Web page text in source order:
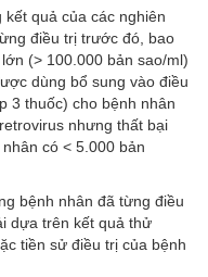
quả của các nghiên
điều trị trước đó, bao
(> 100.000 bản sao/ml)
dùng bổ sung vào điều
3 thuốc) cho bệnh nhân
nhưng thất bại
có < 5.000 bản
bệnh nhân đã từng điều
dựa trên kết quả thử
tiền sử điều trị của bệnh